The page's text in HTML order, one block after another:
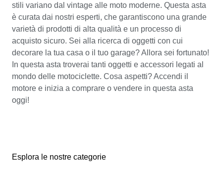
stili variano dal vintage alle moto moderne. Questa asta
è curata dai nostri esperti, che garantiscono una grande
varietà di prodotti di alta qualità e un processo di
acquisto sicuro. Sei alla ricerca di oggetti con cui
decorare la tua casa o il tuo garage? Allora sei fortunato!
In questa asta troverai tanti oggetti e accessori legati al
mondo delle motociclette. Cosa aspetti? Accendi il
motore e inizia a comprare o vendere in questa asta
oggi!
Esplora le nostre categorie